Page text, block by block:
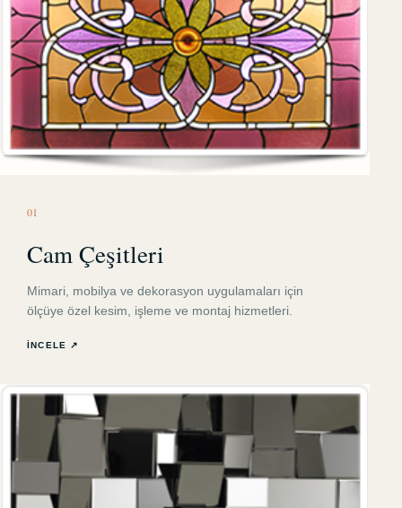
01
Cam Çeşitleri
Mimari, mobilya ve dekorasyon uygulamaları için
ölçüye özel kesim, işleme ve montaj hizmetleri.
İNCELE ↗